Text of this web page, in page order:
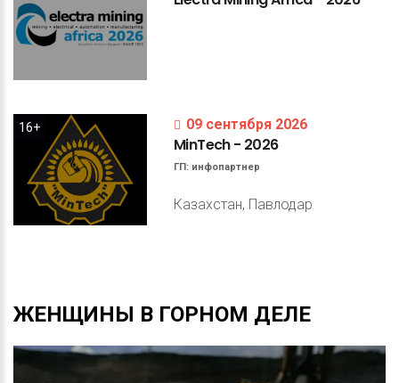
16+ 09 сентября 2026
MinTech- 2026
ГП: инфопартнер
Казахстан, Павлодар
ЖЕНЩИНЫ В ГОРНОМ ДЕЛЕ